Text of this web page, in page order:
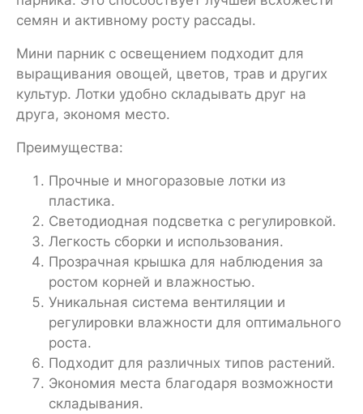
семян и активному росту рассады.
Мини парник с освещением подходит для
выращивания овощей, цветов, трав и других
культур. Лотки удобно складывать друг на
друга, экономя место.
Преимущества:
Прочные и многоразовые лотки из
пластика.
Светодиодная подсветка с регулировкой.
Легкость сборки и использования.
Прозрачная крышка для наблюдения за
ростом корней и влажностью.
Уникальная система вентиляции и
регулировки влажности для оптимального
роста.
Подходит для различных типов растений.
Экономия места благодаря возможности
складывания.